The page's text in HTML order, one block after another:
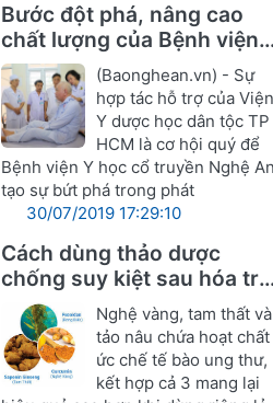
Bước đột phá, nâng cao
chất lượng của Bệnh viện
học cổ truyền Nghệ An
(Baonghean.vn) - Sự
hợp tác hỗ trợ của Viện
Y dược học dân tộc TP
HCM là cơ hội quý để
Bệnh viện Y học cổ truyền Nghệ An
tạo sự bứt phá trong phát
30/07/2019 17:29:10
Cách dùng thảo dược
chống suy kiệt sau hóa trị,
xạ ung thưNghệ vàng, tam thất và
tảo nâu chứa hoạt chất
ức chế tế bào ung thư,
kết hợp cả 3 mang lại